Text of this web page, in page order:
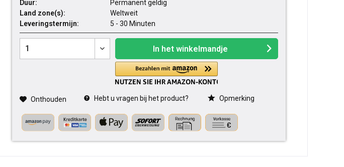
Duur:
Permanent geldig
Land zone(s):
Weltweit
Leveringstermijn:
5 - 30 Minuten
In het winkelmandje
Onthouden Hebt u vragen bij het product? Opmerking